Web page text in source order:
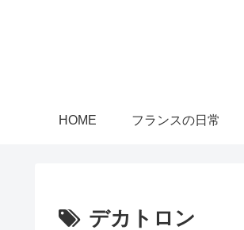
HOME フランスの日常
デカトロン